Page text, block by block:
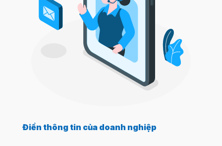
Điền thông tin của doanh nghiệp